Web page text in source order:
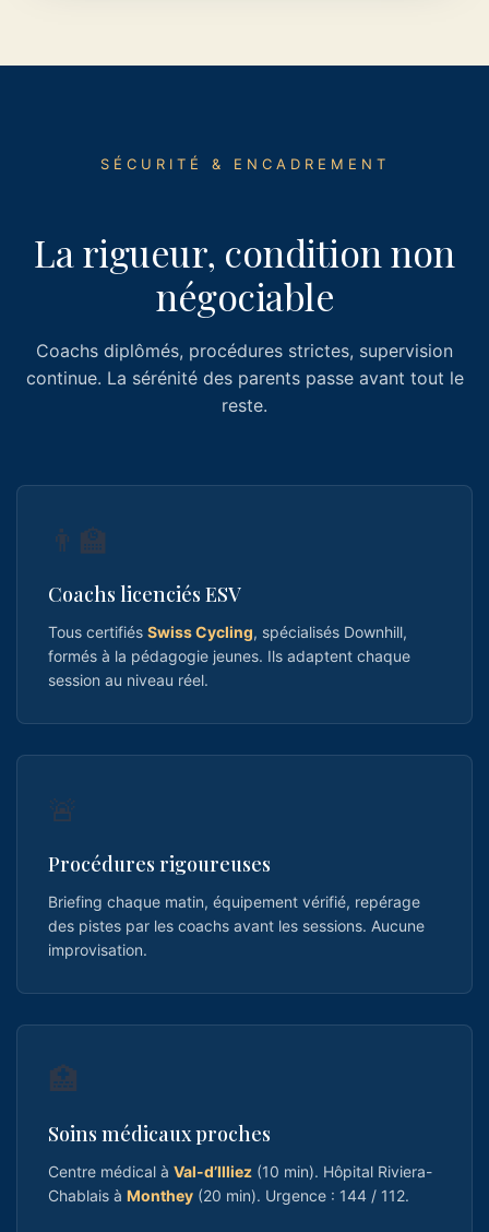
SÉCURITÉ & ENCADREMENT
La rigueur, condition non
négociable
Coachs diplômés, procédures strictes, supervision
continue. La sérénité des parents passe avant tout le
reste.
👨‍🏫
Coachs licenciés ESV
Tous certifiés Swiss Cycling, spécialisés Downhill,
formés à la pédagogie jeunes. Ils adaptent chaque
session au niveau réel.
🚨
Procédures rigoureuses
Briefing chaque matin, équipement vérifié, repérage
des pistes par les coachs avant les sessions. Aucune
improvisation.
🏥
Soins médicaux proches
Centre médical à Val-d’Illiez (10 min). Hôpital Riviera-
Chablais à Monthey (20 min). Urgence : 144 / 112.